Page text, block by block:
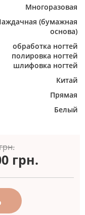
Многоразовая
(бумажная
основа)
обработка ногтей
полировка ногтей
шлифовка ногтей
Китай
Прямая
Белый
грн.